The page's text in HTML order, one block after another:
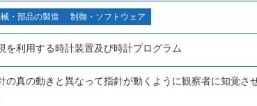
・部品の製造 制御・ソフトウェア
を利用する時計装置及び時計プログラム
の真の動きと異なって指針が動くように観察者に知覚さ